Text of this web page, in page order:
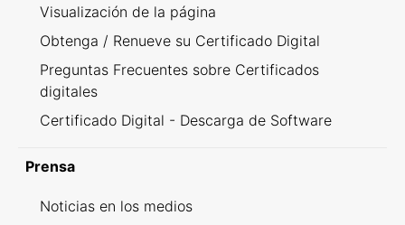
Visualización de la página
Obtenga / Renueve su Certificado Digital
Preguntas Frecuentes sobre Certificados
digitales
Certificado Digital - Descarga de Software
Prensa
Noticias en los medios